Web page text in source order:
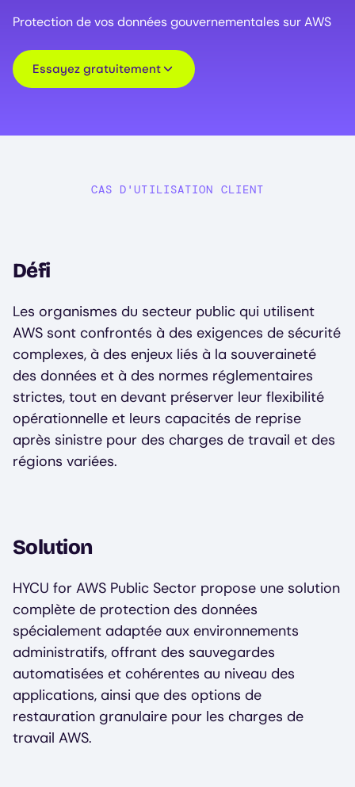
Protection de vos données gouvernementales sur AWS
Essayez gratuitement
CAS D'UTILISATION CLIENT
Défi
Les organismes du secteur public qui utilisent
AWS sont confrontés à des exigences de sécurité
complexes, à des enjeux liés à la souveraineté
des données et à des normes réglementaires
strictes, tout en devant préserver leur flexibilité
opérationnelle et leurs capacités de reprise
après sinistre pour des charges de travail et des
régions variées.
Solution
HYCU for AWS Public Sector propose une solution
complète de protection des données
spécialement adaptée aux environnements
administratifs, offrant des sauvegardes
automatisées et cohérentes au niveau des
applications, ainsi que des options de
restauration granulaire pour les charges de
travail AWS.